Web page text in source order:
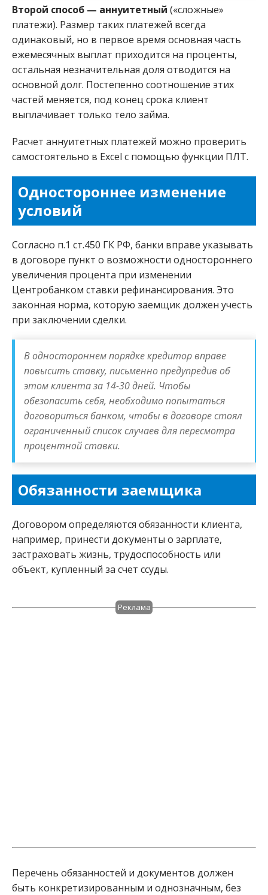
Второй способ — аннуитетный («сложные»
платежи). Размер таких платежей всегда
одинаковый, но в первое время основная часть
ежемесячных выплат приходится на проценты,
остальная незначительная доля отводится на
основной долг. Постепенно соотношение этих
частей меняется, под конец срока клиент
выплачивает только тело займа.
Расчет аннуитетных платежей можно проверить
самостоятельно в Excel с помощью функции ПЛТ.
Одностороннее изменение
условий
Согласно п.1 ст.450 ГК РФ, банки вправе указывать
в договоре пункт о возможности одностороннего
увеличения процента при изменении
Центробанком ставки рефинансирования. Это
законная норма, которую заемщик должен учесть
при заключении сделки.
В одностороннем порядке кредитор вправе
повысить ставку, письменно предупредив об
этом клиента за 14-30 дней. Чтобы
обезопасить себя, необходимо попытаться
договориться банком, чтобы в договоре стоял
ограниченный список случаев для пересмотра
процентной ставки.
Обязанности заемщика
Договором определяются обязанности клиента,
например, принести документы о зарплате,
застраховать жизнь, трудоспособность или
объект, купленный за счет ссуды.
Реклама
Перечень обязанностей и документов должен
быть конкретизированным и однозначным, без